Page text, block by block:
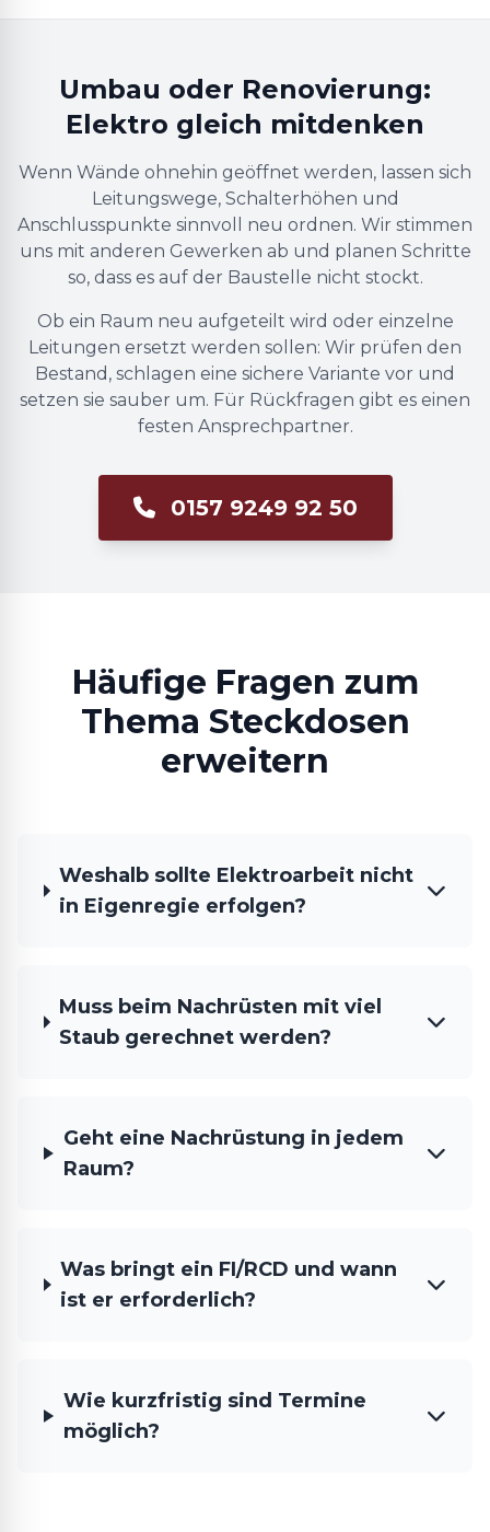
Umbau oder Renovierung:
Elektro gleich mitdenken
Wenn Wände ohnehin geöffnet werden, lassen sich
Leitungswege, Schalterhöhen und
Anschlusspunkte sinnvoll neu ordnen. Wir stimmen
uns mit anderen Gewerken ab und planen Schritte
so, dass es auf der Baustelle nicht stockt.
Ob ein Raum neu aufgeteilt wird oder einzelne
Leitungen ersetzt werden sollen: Wir prüfen den
Bestand, schlagen eine sichere Variante vor und
setzen sie sauber um. Für Rückfragen gibt es einen
festen Ansprechpartner.
0157 9249 92 50
Häufige Fragen zum
Thema Steckdosen
erweitern
Weshalb sollte Elektroarbeit nicht
in Eigenregie erfolgen?
Muss beim Nachrüsten mit viel
Staub gerechnet werden?
Geht eine Nachrüstung in jedem
Raum?
Was bringt ein FI/RCD und wann
ist er erforderlich?
Wie kurzfristig sind Termine
möglich?